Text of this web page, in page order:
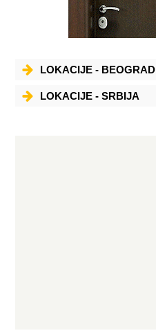
LOKACIJE - BEOGRAD
LOKACIJE - SRBIJA